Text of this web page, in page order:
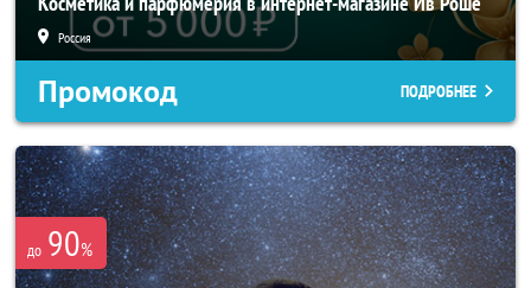
Россия
Промокод ПОДРОБНЕЕ
до 90%